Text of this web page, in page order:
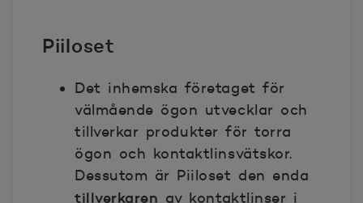
Piiloset
Det inhemska företaget för
välmående ögon utvecklar och
tillverkar produkter för torra
ögon och kontaktlinsvätskor.
Dessutom är Piiloset den enda
tillverkaren av kontaktlinser i